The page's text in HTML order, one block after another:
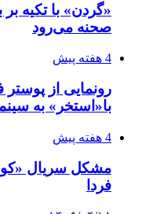
«گردن» با تکیه
صحنه می‌رود
4 هفته پیش
رونمایی از
با«استخر» به
4 هفته پیش
مشکل سریال
فردا